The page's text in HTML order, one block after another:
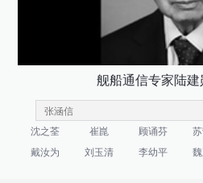
舰船通信专家陆
沈之荃 崔崑 顾诵芬
戴汝为
刘玉清 李幼平